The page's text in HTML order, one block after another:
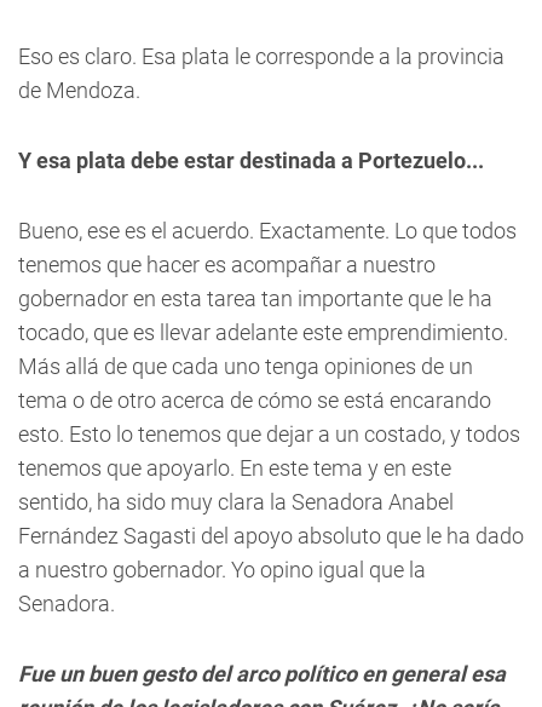
Eso es claro. Esa plata le corresponde a la provincia
de Mendoza.
Y esa plata debe estar destinada a Portezuelo...
Bueno, ese es el acuerdo. Exactamente. Lo que todos
tenemos que hacer es acompañar a nuestro
gobernador en esta tarea tan importante que le ha
tocado, que es llevar adelante este emprendimiento.
Más allá de que cada uno tenga opiniones de un
tema o de otro acerca de cómo se está encarando
esto. Esto lo tenemos que dejar a un costado, y todos
tenemos que apoyarlo. En este tema y en este
sentido, ha sido muy clara la Senadora Anabel
Fernández Sagasti del apoyo absoluto que le ha dado
a nuestro gobernador. Yo opino igual que la
Senadora.
Fue un buen gesto del arco político en general esa